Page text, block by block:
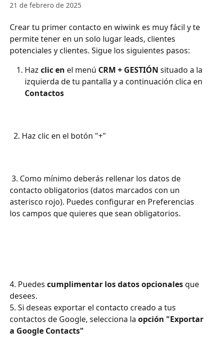
21 de febrero de 2025
Crear tu primer contacto en wiwink es muy fácil y te
permite tener en un solo lugar leads, clientes
potenciales y clientes. Sigue los siguientes pasos:
Haz clicen el menú CRM + GESTIÓN situado a la
izquierda de tu pantalla y a continuación clica en
Contactos
  2. Haz clic en el botón "+"
contacto obligatorios (datos marcados con un
asterisco rojo). Puedes configurar en Preferencias
los campos que quieres que sean obligatorios.
4. Puedes cumplimentar los datos opcionales que
desees.
5. Si deseas exportar el contacto creado a tus
contactos de Google, selecciona la opción "Exportar
a Google Contacts"